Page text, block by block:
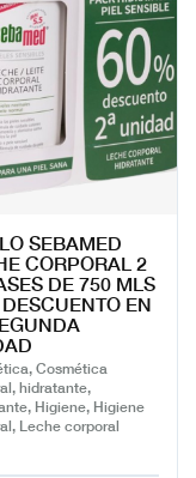
SEBAMED
CORPORAL 2
DE 750 MLS
EN
Cosmética
hidratante,
Higiene, Higiene
Leche corporal